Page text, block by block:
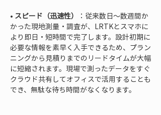
• スピード（迅速性）
：従来数日〜数週間か
かった現地測量・調査が、LRTKとスマホに
より即日・短時間で完了します。設計初期に
必要な情報を素早く入手できるため、プラン
ニングから見積りまでのリードタイムが大幅
に短縮されます。現場で測ったデータをすぐ
クラウド共有してオフィスで活用することも
でき、無駄な待ち時間がなくなります。